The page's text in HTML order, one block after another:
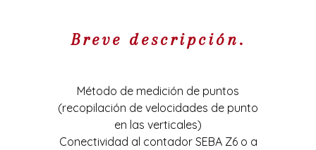
Breve descripción.
Método de medición de puntos
(recopilación de velocidades de punto
en las verticales)
Conectividad al contador SEBA Z6 o a